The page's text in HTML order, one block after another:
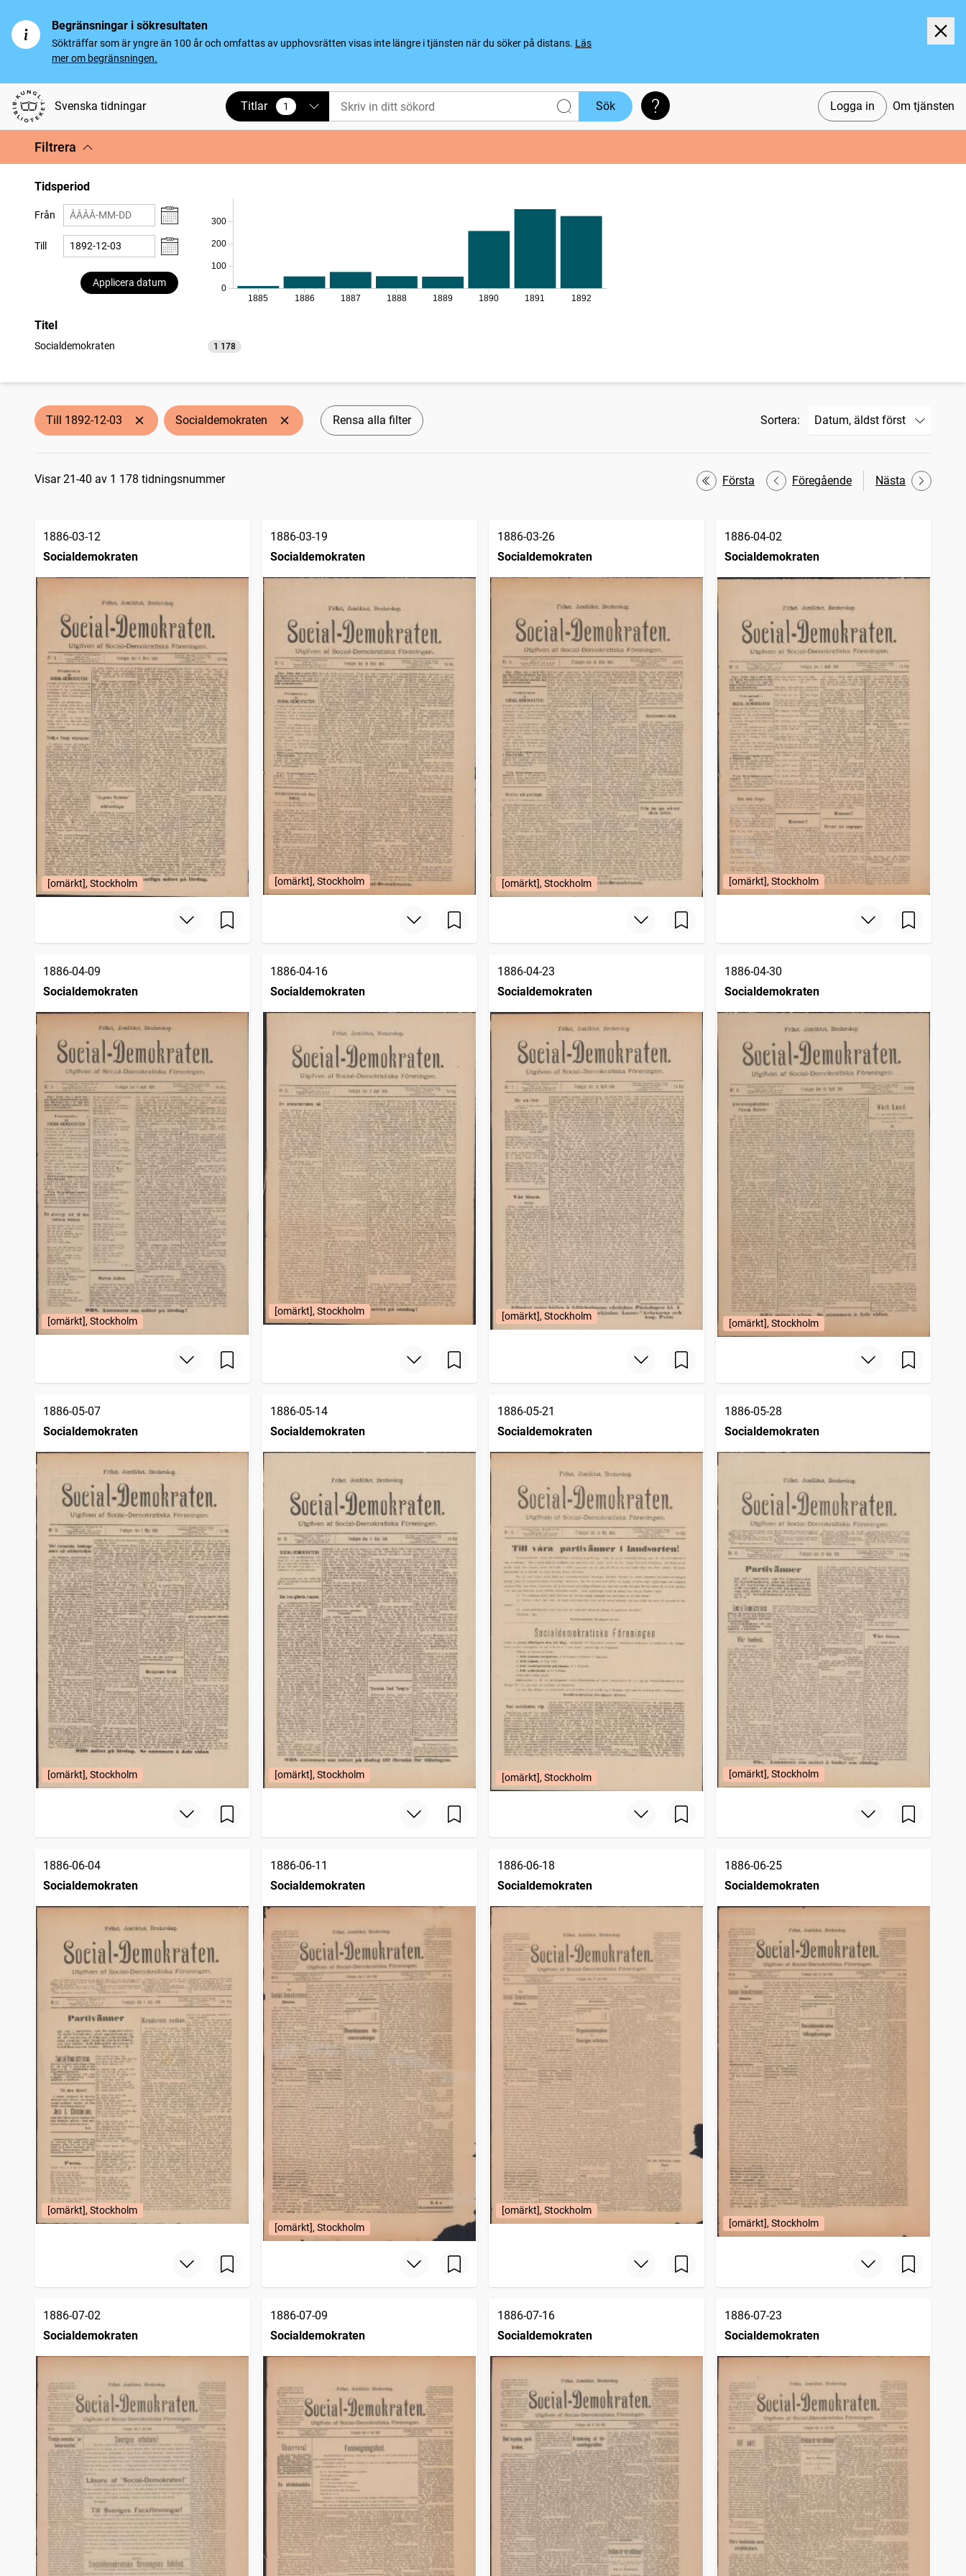
Begränsningar i sökresultaten
Sökträffar som är yngre än 100 år och omfattas av upphovsrätten visas inte längre i tjänsten när du söker på distans. Läs
mer om begränsningen.
Svenska tidningar Logga in Om tjänsten
Titlar 1
vald Sök Söktips
Filtrera
Tidsperiod
Från
Till
Applicera datum
0
100
200
300
1885 1886 1887 1888 1889 1890 1891 1892
Titel
Socialdemokraten 1 178
träffar
Till 1892-12-03 Socialdemokraten Rensa alla filter Sortera:
Sökresultat
Visar 21-40 av 1 178 tidningsnummer Första Föregående Nästa
1886-03-12
Socialdemokraten
[omärkt], Stockholm
1886-03-19
Socialdemokraten
[omärkt], Stockholm
1886-03-26
Socialdemokraten
[omärkt], Stockholm
1886-04-02
Socialdemokraten
[omärkt], Stockholm
1886-04-09
Socialdemokraten
[omärkt], Stockholm
1886-04-16
Socialdemokraten
[omärkt], Stockholm
1886-04-23
Socialdemokraten
[omärkt], Stockholm
1886-04-30
Socialdemokraten
[omärkt], Stockholm
1886-05-07
Socialdemokraten
[omärkt], Stockholm
1886-05-14
Socialdemokraten
[omärkt], Stockholm
1886-05-21
Socialdemokraten
[omärkt], Stockholm
1886-05-28
Socialdemokraten
[omärkt], Stockholm
1886-06-04
Socialdemokraten
[omärkt], Stockholm
1886-06-11
Socialdemokraten
[omärkt], Stockholm
1886-06-18
Socialdemokraten
[omärkt], Stockholm
1886-06-25
Socialdemokraten
[omärkt], Stockholm
1886-07-02
Socialdemokraten
1886-07-09
Socialdemokraten
1886-07-16
Socialdemokraten
1886-07-23
Socialdemokraten